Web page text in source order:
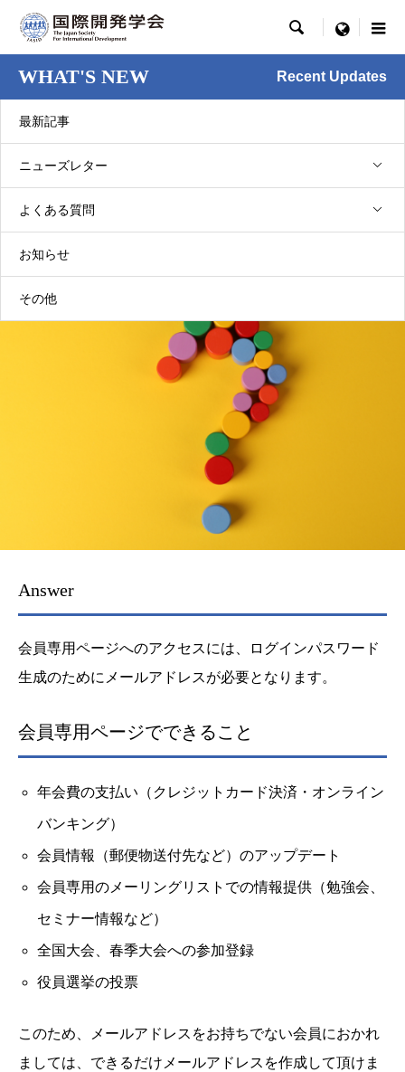
 menu
WHAT'S NEW Recent Updates
最新記事
ニューズレター
よくある質問
お知らせ
その他
Eメール
Q：メールアドレスをもっていません
Answer
会員専用ページへのアクセスには、ログインパスワード
生成のためにメールアドレスが必要となります。
会員専用ページでできること
年会費の支払い（クレジットカード決済・オンライン
バンキング）
会員情報（郵便物送付先など）のアップデート
会員専用のメーリングリストでの情報提供（勉強会、
セミナー情報など）
全国大会、春季大会への参加登録
役員選挙の投票
このため、メールアドレスをお持ちでない会員におかれ
ましては、できるだけメールアドレスを作成して頂けま